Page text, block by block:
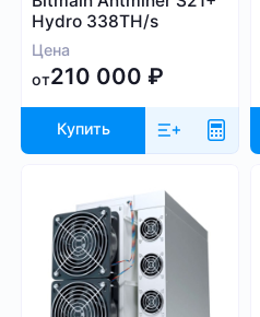
Hydro 338TH/s
Цена
от210 000 ₽
Купить